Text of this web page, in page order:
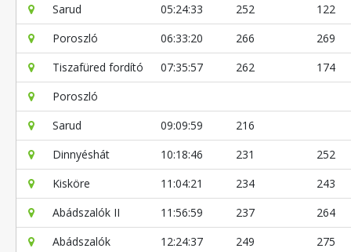
Sarud
05:24:33 252
122
Poroszló
06:33:20 266
269
Tiszafüred fordító
07:35:57 262
174
Poroszló
Sarud
09:09:59
216
Dinnyéshát
10:18:46 231
252
Kisköre
11:04:21 234
243
Abádszalók II
11:56:59 237
264
Abádszalók
12:24:37 249
275